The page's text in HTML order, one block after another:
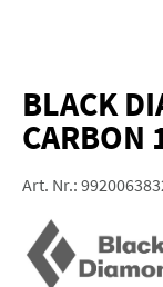
BLACK
CARBON
Art. Nr.: